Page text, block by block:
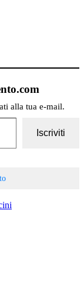
alla tua e-mail.
Iscriviti